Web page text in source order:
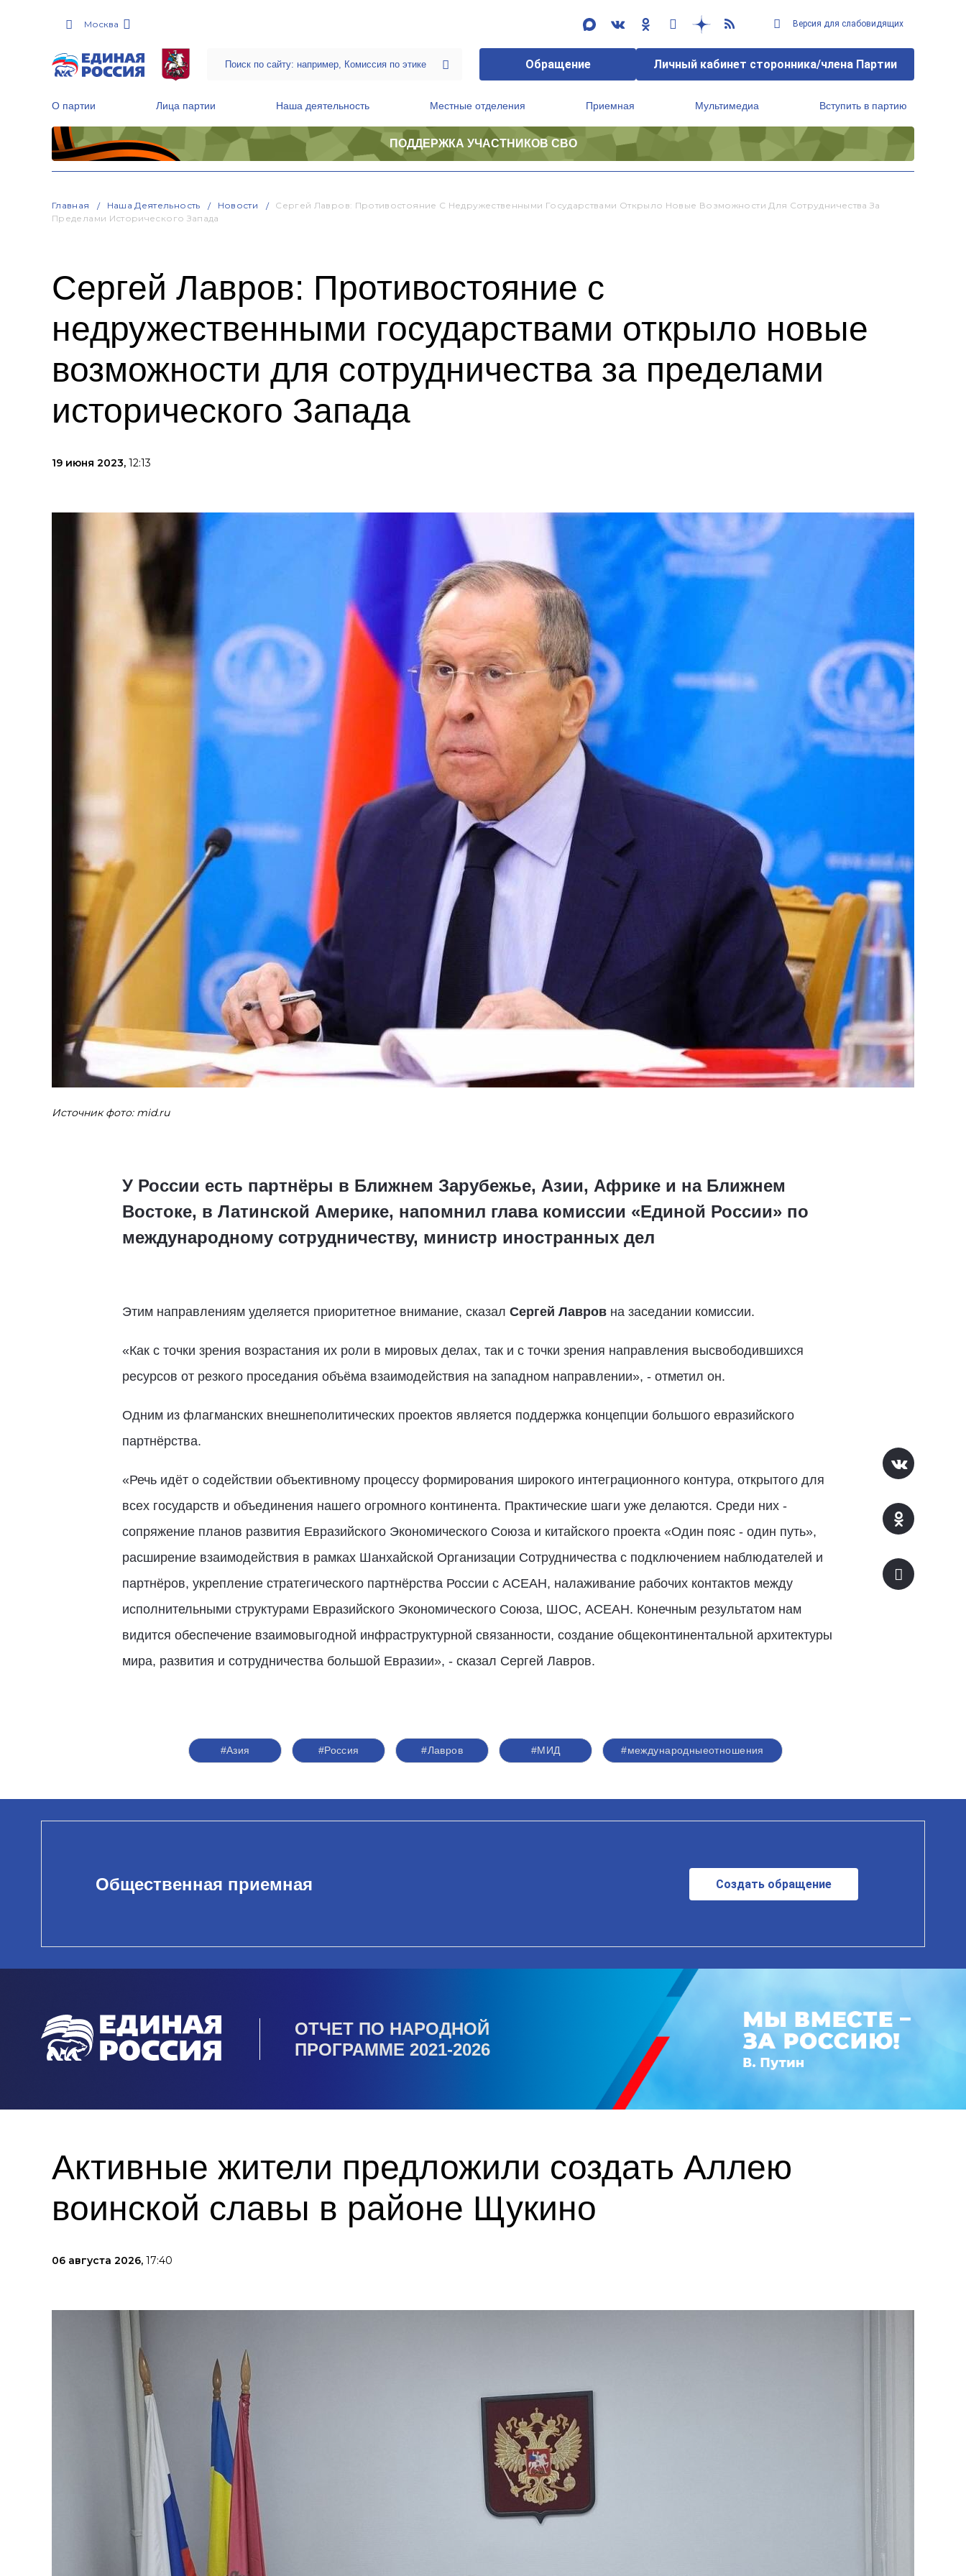
Москва Версия для слабовидящих
Обращение Личный кабинет сторонника/члена Партии
О партии Лица партии Наша деятельность Местные отделения Приемная Мультимедиа Вступить в партию
ПОДДЕРЖКА УЧАСТНИКОВ СВО
Главная Наша Деятельность Новости
Сергей Лавров: Противостояние С Недружественными Государствами Открыло Новые Возможности Для Сотрудничества За
Пределами Исторического Запада
Сергей Лавров: Противостояние с
недружественными государствами открыло новые
возможности для сотрудничества за пределами
исторического Запада
19 июня 2023, 12:13
Источник фото: mid.ru
У России есть партнёры в Ближнем Зарубежье, Азии, Африке и на Ближнем
Востоке, в Латинской Америке, напомнил глава комиссии «Единой России» по
международному сотрудничеству, министр иностранных дел
Этим направлениям уделяется приоритетное внимание, сказал Сергей Лавровна заседании комиссии.
«Как с точки зрения возрастания их роли в мировых делах, так и с точки зрения направления высвободившихся
ресурсов от резкого проседания объёма взаимодействия на западном направлении», - отметил он.
Одним из флагманских внешнеполитических проектов является поддержка концепции большого евразийского
партнёрства.
«Речь идёт о содействии объективному процессу формирования широкого интеграционного контура, открытого для
всех государств и объединения нашего огромного континента. Практические шаги уже делаются. Среди них -
сопряжение планов развития Евразийского Экономического Союза и китайского проекта «Один пояс - один путь»,
расширение взаимодействия в рамках Шанхайской Организации Сотрудничества с подключением наблюдателей и
партнёров, укрепление стратегического партнёрства России с АСЕАН, налаживание рабочих контактов между
исполнительными структурами Евразийского Экономического Союза, ШОС, АСЕАН. Конечным результатом нам
видится обеспечение взаимовыгодной инфраструктурной связанности, создание общеконтинентальной архитектуры
мира, развития и сотрудничества большой Евразии», - сказал Сергей Лавров.
#Азия #Россия #Лавров #МИД #международныеотношения
Общественная приемная Создать обращение
ОТЧЕТ ПО НАРОДНОЙ
ПРОГРАММЕ 2021-2026
Активные жители предложили создать Аллею
воинской славы в районе Щукино
06 августа 2026, 17:40